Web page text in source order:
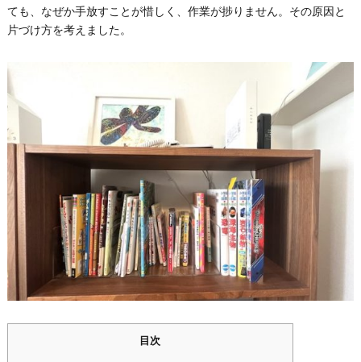
ても、なぜか手放すことが惜しく、作業が捗りません。その原因と
片づけ方を考えました。
目次